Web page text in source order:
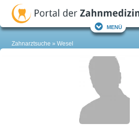
Menü
Zahnarztsuche Wesel